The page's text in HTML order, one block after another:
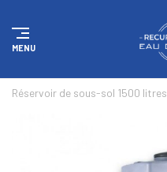
MENU
Réservoir de sous-sol 1500 litres